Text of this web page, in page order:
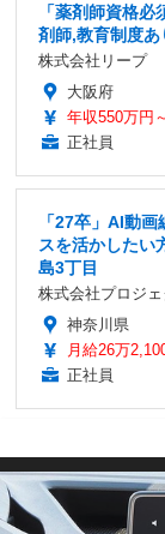
「薬剤師資格
剤師,教育制度
株式会社リープ
大阪府
年収550万円
正社員
「27卒」AI動
スを活かしたい
島3丁目
株式会社プロジ
神奈川県
月給26万
正社員